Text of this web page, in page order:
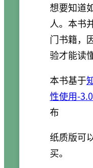
想要知道
人。本书
门书籍，
验才能读
本书基于
性使用-
布
纸质版可
买。